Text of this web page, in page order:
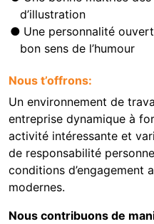
d’illustration
Une personnalité
bon sens de l’humour
Nous t’offrons:
Un environnement de
entreprise dynamique à
activité intéressante et
de responsabilité
conditions d’engagement
modernes.
Nous contribuons de